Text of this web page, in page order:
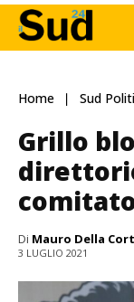
Home Sud
Grillo
Di Mauro Della
3 LUGLIO 2021